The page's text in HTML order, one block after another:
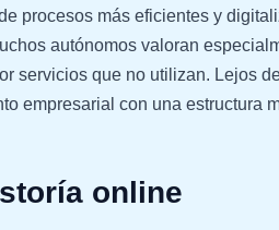
procesos más eficientes y
autónomos valoran
servicios que no utilizan. Lejos
empresarial con una estructura
online